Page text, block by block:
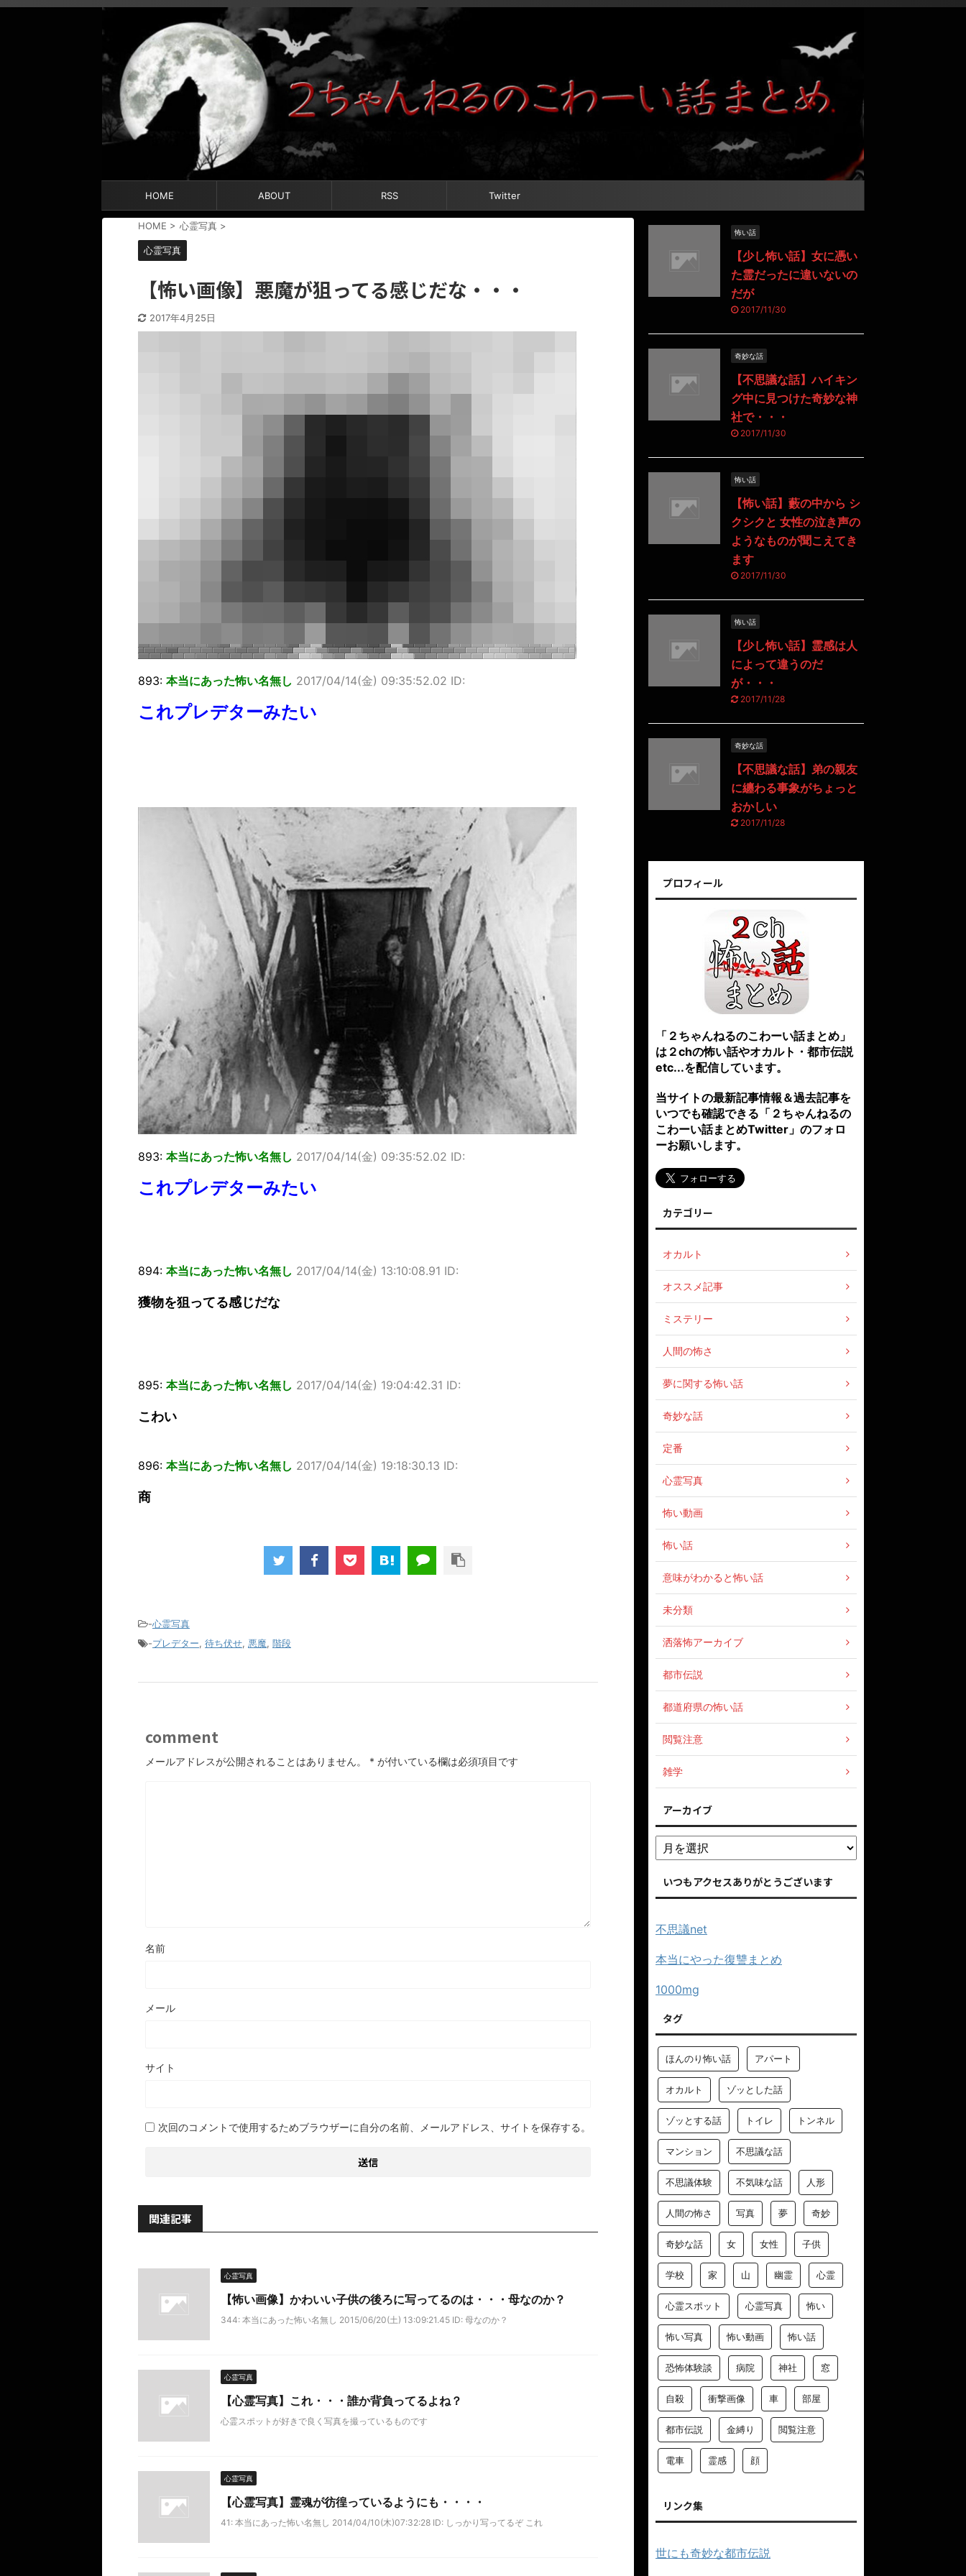
HOME ABOUT RSS Twitter
HOME > 心霊写真 >
心霊写真
【怖い画像】悪魔が狙ってる感じだな・・・
2017年4月25日
893: 本当にあった怖い名無し 2017/04/14(金) 09:35:52.02 ID:
これプレデターみたい
893: 本当にあった怖い名無し 2017/04/14(金) 09:35:52.02 ID:
これプレデターみたい
894: 本当にあった怖い名無し 2017/04/14(金) 13:10:08.91 ID:
獲物を狙ってる感じだな
895: 本当にあった怖い名無し 2017/04/14(金) 19:04:42.31 ID:
こわい
896: 本当にあった怖い名無し 2017/04/14(金) 19:18:30.13 ID:
商
-心霊写真
-プレデター, 待ち伏せ, 悪魔, 階段
comment
メールアドレスが公開されることはありません。 * が付いている欄は必須項目です
名前
メール
サイト
次回のコメントで使用するためブラウザーに自分の名前、メールアドレス、サイトを保存する。
関連記事
心霊写真
【怖い画像】かわいい子供の後ろに写ってるのは・・・母なのか？
344: 本当にあった怖い名無し 2015/06/20(土) 13:09:21.45 ID: 母なのか？
心霊写真
【心霊写真】これ・・・誰か背負ってるよね？
心霊スポットが好きで良く写真を撮っているものです
心霊写真
【心霊写真】霊魂が彷徨っているようにも・・・・
41: 本当にあった怖い名無し 2014/04/10(木)07:32:28 ID: しっかり写ってるぞ これ
怖い話
【少し怖い話】女に憑い
た霊だったに違いないの
だが
2017/11/30
奇妙な話
【不思議な話】ハイキン
グ中に見つけた奇妙な神
社で・・・
2017/11/30
怖い話
【怖い話】藪の中から シ
クシクと 女性の泣き声の
ようなものが聞こえてき
ます
2017/11/30
怖い話
【少し怖い話】霊感は人
によって違うのだ
が・・・
2017/11/28
奇妙な話
【不思議な話】弟の親友
に纏わる事象がちょっと
おかしい
2017/11/28
プロフィール
「２ちゃんねるのこわーい話まとめ」
は２chの怖い話やオカルト・都市伝説
etc...を配信しています。
当サイトの最新記事情報＆過去記事を
いつでも確認できる「２ちゃんねるの
こわーい話まとめTwitter」のフォロ
ーお願いします。
カテゴリー
オカルト
オススメ記事
ミステリー
人間の怖さ
夢に関する怖い話
奇妙な話
定番
心霊写真
怖い動画
怖い話
意味がわかると怖い話
未分類
洒落怖アーカイブ
都市伝説
都道府県の怖い話
閲覧注意
雑学
アーカイブ
いつもアクセスありがとうございます
不思議net
本当にやった復讐まとめ
1000mg
タグ
ほんのり怖い話 アパート
オカルト ゾッとした話
ゾッとする話 トイレ トンネル
マンション 不思議な話
不思議体験 不気味な話 人形
人間の怖さ 写真 夢 奇妙
奇妙な話 女 女性 子供
学校 家 山 幽霊 心霊
心霊スポット 心霊写真 怖い
怖い写真 怖い動画 怖い話
恐怖体験談 病院 神社 窓
自殺 衝撃画像 車 部屋
都市伝説 金縛り 閲覧注意
電車 霊感 顔
リンク集
世にも奇妙な都市伝説